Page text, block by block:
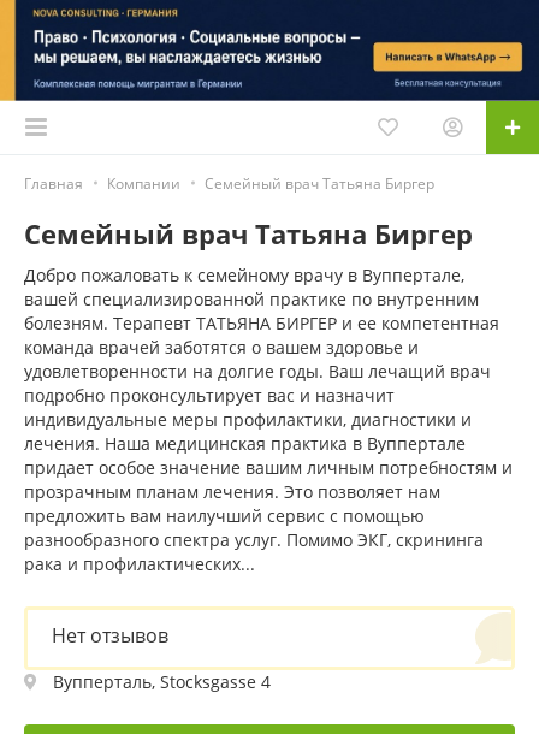
Главная Компании Семейный врач Татьяна Биргер
Семейный врач Татьяна Биргер
Добро пожаловать к семейному врачу в Вуппертале,
вашей специализированной практике по внутренним
болезням. Терапевт ТАТЬЯНА БИРГЕР и ее компетентная
команда врачей заботятся о вашем здоровье и
удовлетворенности на долгие годы. Ваш лечащий врач
подробно проконсультирует вас и назначит
индивидуальные меры профилактики, диагностики и
лечения. Наша медицинская практика в Вуппертале
придает особое значение вашим личным потребностям и
прозрачным планам лечения. Это позволяет нам
предложить вам наилучший сервис с помощью
разнообразного спектра услуг. Помимо ЭКГ, скрининга
рака и профилактических...
Нет отзывов
Вупперталь, Stocksgasse 4